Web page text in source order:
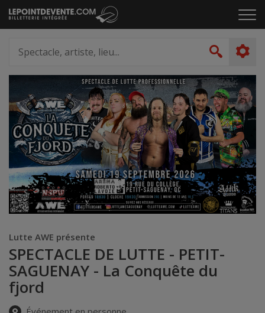
Passer
au
le
artiste,
lieu...
Lutte AWE présente
SPECTACLE DE LUTTE - PETIT-
SAGUENAY - La Conquête du
fjord